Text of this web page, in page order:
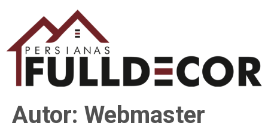
Autor: Webmaster